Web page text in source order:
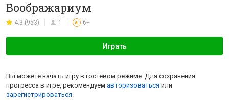
Воображариум
4.3 (953) 1 6 6+
Играть
Вы можете начать игру в гостевом режиме. Для сохранения
прогресса в игре, рекомендуем авторизоваться или
зарегистрироваться.